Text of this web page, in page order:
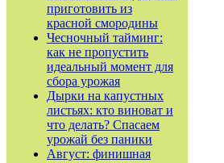
приготовить из
красной смородины
Чесночный тайминг:
как не пропустить
идеальный момент для
сбора урожая
Дырки на капустных
листьях: кто виноват и
что делать? Спасаем
урожай без паники
Август: финишная